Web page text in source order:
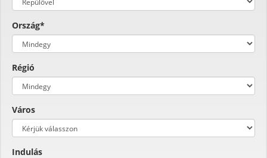
Ország*
Régió
Város
Indulás